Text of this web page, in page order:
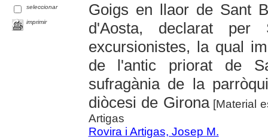
seleccionar
imprimir
Goigs en llaor de Sant
d'Aosta, declarat
excursionistes, la qual
de l'antic priorat de
sufragània de la
diòcesi de Girona[Material
Artigas
Rovira i Artigas, Josep M.